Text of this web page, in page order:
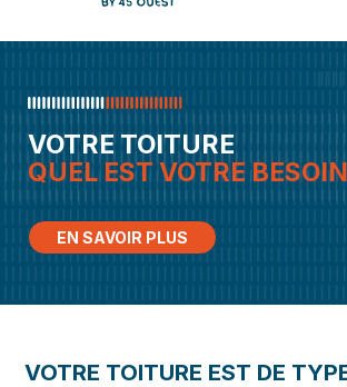
VOTRE TOITURE
QUEL EST VOTRE
EN SAVOIR PLUS
VOTRE TOITURE EST DE